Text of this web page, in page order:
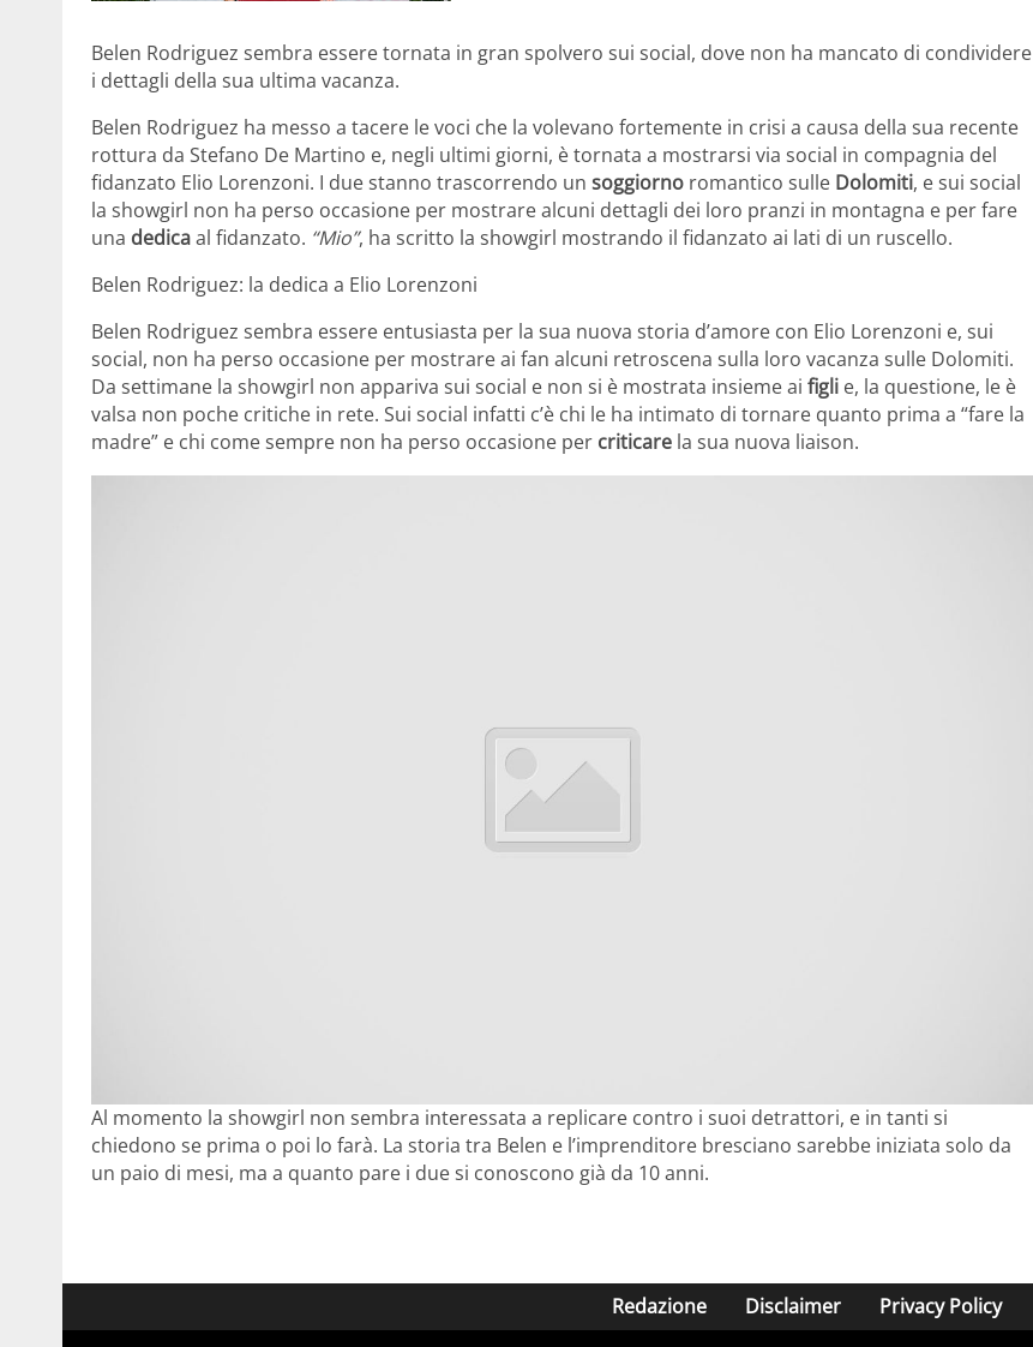
Belen Rodriguez sembra essere tornata in gran spolvero sui social, dove non ha mancato di condividere
i dettagli della sua ultima vacanza.
Belen Rodriguez ha messo a tacere le voci che la volevano fortemente in crisi a causa della sua recente
rottura da Stefano De Martino e, negli ultimi giorni, è tornata a mostrarsi via social in compagnia del
fidanzato Elio Lorenzoni. I due stanno trascorrendo un soggiorno romantico sulle Dolomiti, e sui social
la showgirl non ha perso occasione per mostrare alcuni dettagli dei loro pranzi in montagna e per fare
una dedicaal fidanzato. “Mio”, ha scritto la showgirl mostrando il fidanzato ai lati di un ruscello.
Belen Rodriguez: la dedica a Elio Lorenzoni
Belen Rodriguez sembra essere entusiasta per la sua nuova storia d’amore con Elio Lorenzoni e, sui
social, non ha perso occasione per mostrare ai fan alcuni retroscena sulla loro vacanza sulle Dolomiti.
Da settimane la showgirl non appariva sui social e non si è mostrata insieme ai figli e, la questione, le è
valsa non poche critiche in rete. Sui social infatti c’è chi le ha intimato di tornare quanto prima a “fare la
madre” e chi come sempre non ha perso occasione per criticare la sua nuova liaison.
Al momento la showgirl non sembra interessata a replicare contro i suoi detrattori, e in tanti si
chiedono se prima o poi lo farà. La storia tra Belen e l’imprenditore bresciano sarebbe iniziata solo da
un paio di mesi, ma a quanto pare i due si conoscono già da 10 anni.
Redazione Disclaimer Privacy Policy